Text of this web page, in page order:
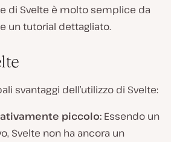
di Svelte è molto semplice da
un tutorial dettagliato.
svantaggi dell’utilizzo di Svelte:
piccolo: Essendo un
Svelte non ha ancora un